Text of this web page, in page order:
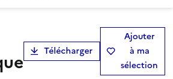
Télécharger
Ajouter
à ma
sélection